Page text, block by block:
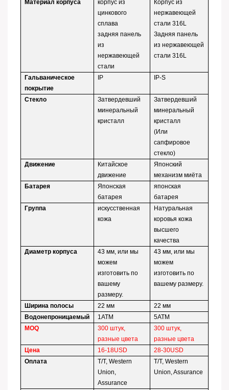
Материал корпуса
корпус из
цинкового
сплава
задняя панель
из
нержавеющей
стали
Корпус из
нержавеющей
стали 316L
Задняя панель
из нержавеющей
стали 316L
Гальваническое
покрытие
IP IP-S
Стекло
Затвердевший
минеральный
кристалл
Затвердевший
минеральный
кристалл
(Или
сапфировое
стекло)
Движение
Китайское
движение
Японский
механизм миёта
Батарея
Японская
батарея
японская
батарея
Группа
искусственная
кожа
Натуральная
коровья кожа
высшего
качества
Диаметр корпуса
43 мм, или мы
можем
изготовить по
вашему
размеру.
43 мм, или мы
можем
изготовить по
вашему размеру.
Ширина полосы 22 мм
22 мм
Водонепроницаемый
1ATM
5ATM
MOQ
300 штук,
разные цвета
300 штук,
разные цвета
Цена
16-18USD
28-30USD
Оплата
T/T, Western
Union,
Assurance
T/T, Western
Union, Assurance